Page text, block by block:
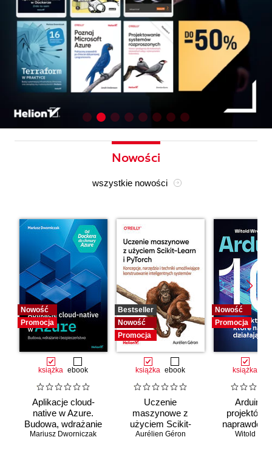
Nowości
wszystkie nowości
Nowość
Promocja
książka ebook
Aplikacje cloud-
native w Azure.
Budowa, wdrażanie
i bezpieczeństwo
Mariusz Dworniczak
Bestseller
Nowość
Promocja
książka ebook
Uczenie
maszynowe z
użyciem Scikit-
Learn i PyTorch.
Aurélien Géron
Nowość
Promocja
książka
Arduino.
projektów,
naprawdę
Witold